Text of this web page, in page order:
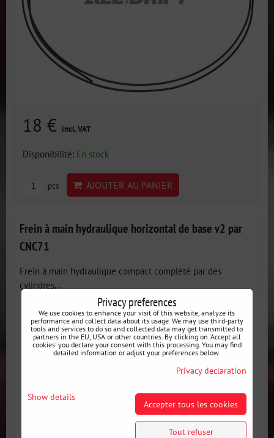
18 € incl. VAT
Disponibilité: En stock
pcs AJOUTER AU PANIER
Frein à main hydraulique horizontal de base v2 par
CNC71
Frein à main hydraulique compact complété par des
cylindres...
Privacy preferences
We use cookies to enhance your visit of this website, analyze its
performance and collect data about its usage. We may use third-party
tools and services to do so and collected data may get transmitted to
partners in the EU, USA or other countries. By clicking on 'Accept all
cookies' you declare your consent with this processing. You may find
detailed information or adjust your preferences below.
Privacy declaration
Show details
Accepter tous les cookies
Tout refuser